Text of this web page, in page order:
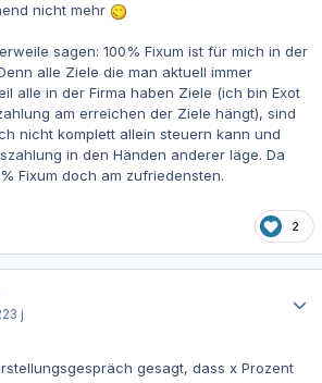
nicht mehr
sagen: 100% Fixum ist für mich in der
alle Ziele die man aktuell immer
alle in der Firma haben Ziele (ich bin Exot
am erreichen der Ziele hängt), sind
nicht komplett allein steuern kann und
in den Händen anderer läge. Da
Fixum doch am zufriedensten.
2
3 j
gesagt, dass x Prozent